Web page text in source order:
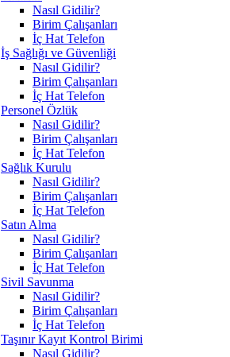
Nasıl Gidilir?
Birim Çalışanları
İç Hat Telefon
İş Sağlığı ve Güvenliği
Nasıl Gidilir?
Birim Çalışanları
İç Hat Telefon
Personel Özlük
Nasıl Gidilir?
Birim Çalışanları
İç Hat Telefon
Sağlık Kurulu
Nasıl Gidilir?
Birim Çalışanları
İç Hat Telefon
Satın Alma
Nasıl Gidilir?
Birim Çalışanları
İç Hat Telefon
Sivil Savunma
Nasıl Gidilir?
Birim Çalışanları
İç Hat Telefon
Taşınır Kayıt Kontrol Birimi
Nasıl Gidilir?